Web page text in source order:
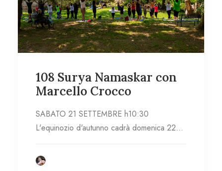
108 Surya Namaskar con
Marcello Crocco
SABATO 21 SETTEMBRE h10:30
L'equinozio d'autunno cadrà domenica 22…